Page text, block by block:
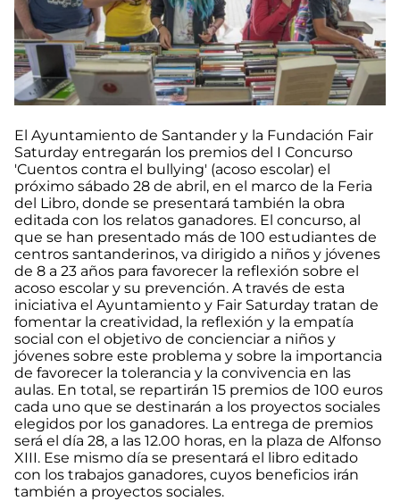
El Ayuntamiento de Santander y la Fundación Fair
Saturday entregarán los premios del I Concurso
'Cuentos contra el bullying' (acoso escolar) el
próximo sábado 28 de abril, en el marco de la Feria
del Libro, donde se presentará también la obra
editada con los relatos ganadores. El concurso, al
que se han presentado más de 100 estudiantes de
centros santanderinos, va dirigido a niños y jóvenes
de 8 a 23 años para favorecer la reflexión sobre el
acoso escolar y su prevención. A través de esta
iniciativa el Ayuntamiento y Fair Saturday tratan de
fomentar la creatividad, la reflexión y la empatía
social con el objetivo de concienciar a niños y
jóvenes sobre este problema y sobre la importancia
de favorecer la tolerancia y la convivencia en las
aulas. En total, se repartirán 15 premios de 100 euros
cada uno que se destinarán a los proyectos sociales
elegidos por los ganadores. La entrega de premios
será el día 28, a las 12.00 horas, en la plaza de Alfonso
XIII. Ese mismo día se presentará el libro editado
con los trabajos ganadores, cuyos beneficios irán
también a proyectos sociales.